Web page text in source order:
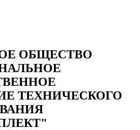
ОБЩЕСТВО
ТЕХНИЧЕСКОГО